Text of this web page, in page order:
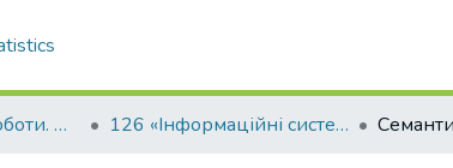
Кваліфікаційні роботи. ННІ економіки, управління, права та ІТ 126 «Інформаційні системи та технології» - Бакалаври 2023-2024